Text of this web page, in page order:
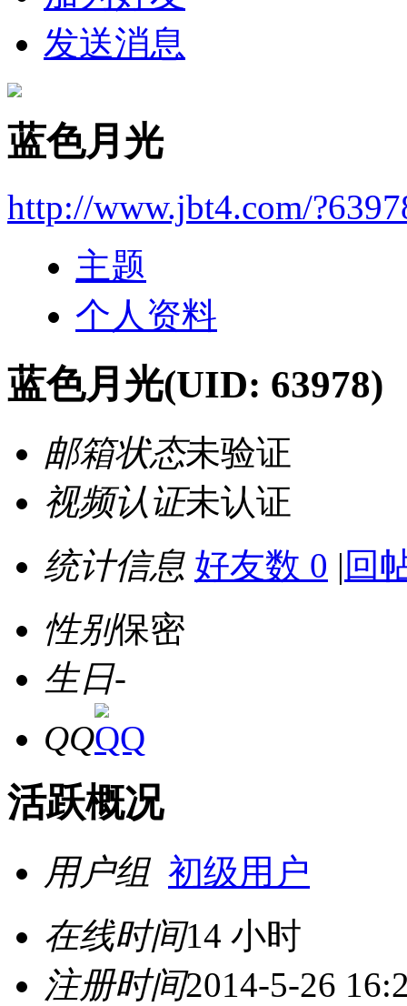
发送消息
蓝色月光
http://www.jbt4.com/
主题
个人资料
蓝色月光(UID: 63978)
邮箱状态未验证
视频认证未认证
统计信息 好友数 0 | 回
性别保密
生日-
QQ
活跃概况
用户组 初级用户
在线时间14 小时
注册时间2014-5-26